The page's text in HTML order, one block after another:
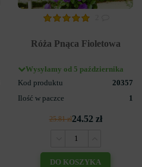
Róża Pnąca Fioletowa
Wysyłamy od 5 października
Kod produktu
20357
Ilość w paczce
1
25.81 zł24.52 zł
DO KOSZYKA